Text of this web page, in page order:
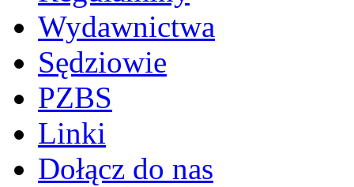
Wydawnictwa
Sędziowie
PZBS
Linki
Dołącz do nas